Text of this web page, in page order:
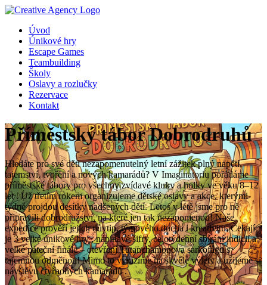
Úvod
Únikové hry
Escape Games
Teambuilding
Školy
Oslavy a rozlučky
Rezervace
Kontakt
Příměstský tábor Dobrodruhů
Hledáte pro své děti nezapomenutelný letní zážitek plný napětí,
tajemství, tvoření a nových kamarádů? V Imaginatoriu pořádáme
příměstské tábory pro všechny zvídavé kluky a holky ve věku 8–12
let . Už třetím rokem organizujeme dětské oslavy a akce, kterými
týdně projdou desítky nadšených dětí. Letos v létě jsme pro ně
připravili dobrodružství, na které jen tak nezapomenou! Naše
expedice prověří jejich důvtip, týmového ducha i kreativitu. Čekají
je 3 velké únikové hry , napínavé šifry, celotýdenní sbírání indicií a
velké páteční finále – otevření Tutanchamonova sarkofágu s
tajemnou odměnou! Mimo to vyrazíme na skvělé výlety a užijeme si
návštěvu čtyřnohých kamarádů .